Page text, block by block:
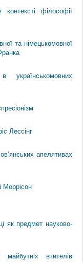
філософії
та німецькомовної
Лессінг
апелятивах
Моррісон
як предмет науково-
майбутніх вчителів